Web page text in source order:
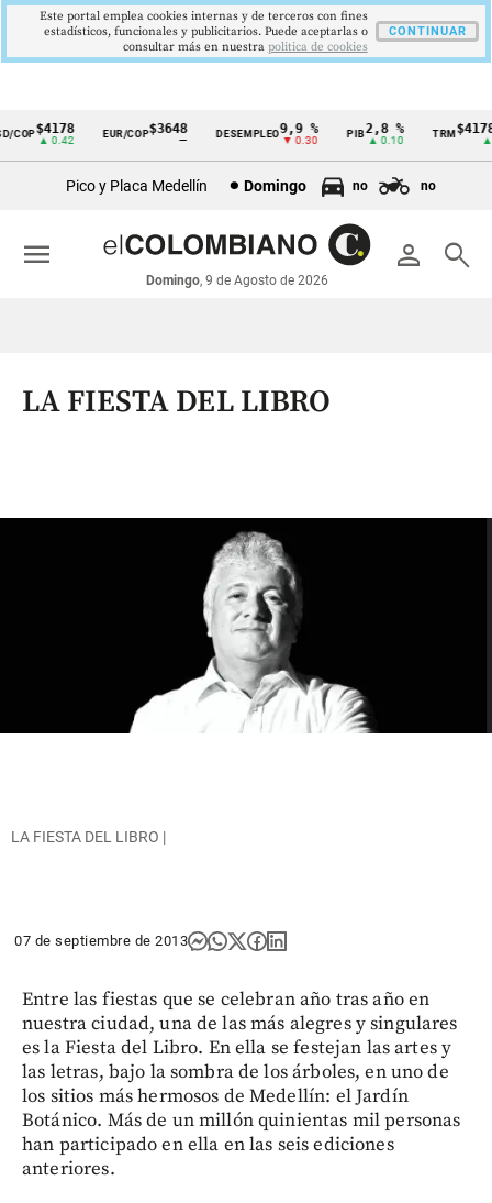
Cintillo
económicos
Colombia
$4178
▲ 0.42
EUR/COP$3648 DESEMPLEO 9,9 %
▼ 0.30
PIB2,8 %
▲ 0.10
TRM
▲
Pico y Placa Medellín Domingo no no
person search
Domingo, 9 de Agosto de 2026
menu
LA FIESTA DEL LIBRO
LA FIESTA DEL LIBRO |
07 de septiembre de 2013
Entre las fiestas que se celebran año tras año en
nuestra ciudad, una de las más alegres y singulares
es la Fiesta del Libro. En ella se festejan las artes y
las letras, bajo la sombra de los árboles, en uno de
los sitios más hermosos de Medellín: el Jardín
Botánico. Más de un millón quinientas mil personas
han participado en ella en las seis ediciones
anteriores.
Este portal emplea cookies internas y de terceros con fines
estadísticos, funcionales y publicitarios. Puede aceptarlas o
consultar más en nuestra politica de cookies
CONTINUAR